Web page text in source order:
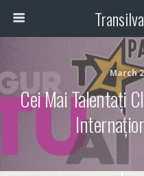
March
Cei Mai Talentați